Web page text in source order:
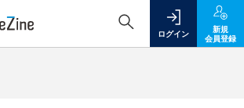
ログイン
新規
会員登録